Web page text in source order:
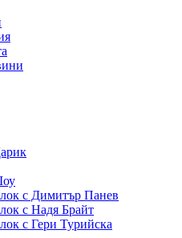
с Димитър Панев
с Надя Брайт
с Гери Турийска